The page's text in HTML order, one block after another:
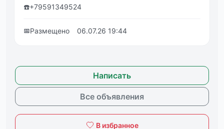
☎️+79591349524
📅Размещено 06.07.26 19:44
Написать
Все объявления
В избранное